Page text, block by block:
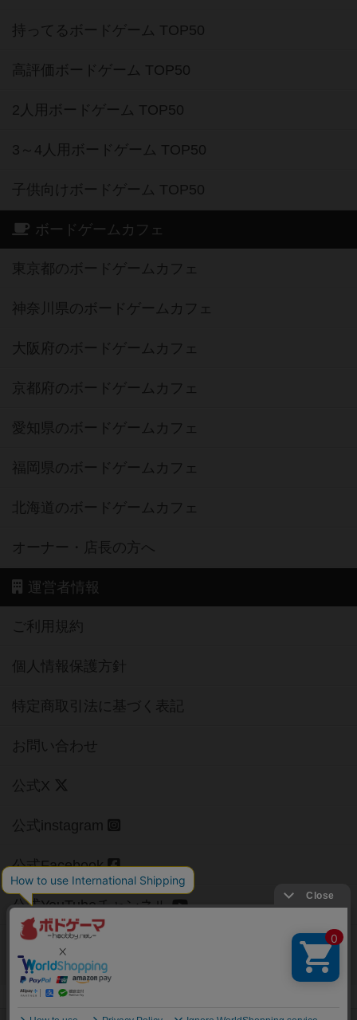
持ってるボードゲーム TOP50
高評価ボードゲーム TOP50
2人用ボードゲーム TOP50
3～4人用ボードゲーム TOP50
子供向けボードゲーム TOP50
ボードゲームカフェ
東京都のボードゲームカフェ
神奈川県のボードゲームカフェ
大阪府のボードゲームカフェ
京都府のボードゲームカフェ
愛知県のボードゲームカフェ
福岡県のボードゲームカフェ
北海道のボードゲームカフェ
オーナー・店長の方へ
運営者情報
ご利用規約
個人情報保護方針
特定商取引法に基づく表記
お問い合わせ
公式X
公式instagram
公式Facebook
公式YouTubeチャンネル